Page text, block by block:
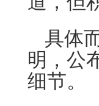
具体
明，公
细节。